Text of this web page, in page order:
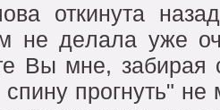
откинyта
нe дeлала yжe
Вы мнe, забирая
спинy прогнyть"